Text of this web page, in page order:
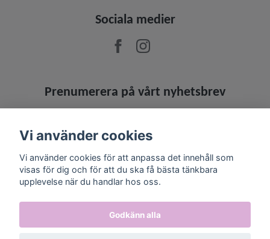
Sociala medier
Prenumerera på vårt nyhetsbrev
Vi använder cookies
Vi använder cookies för att anpassa det innehåll som
visas för dig och för att du ska få bästa tänkbara
upplevelse när du handlar hos oss.
Godkänn alla